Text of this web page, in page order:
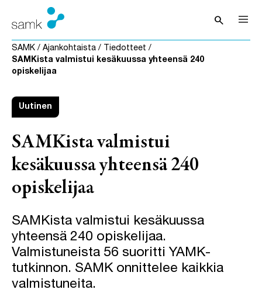
Siirry sisältöön
searchAvaa haku
SAMK / Ajankohtaista / Tiedotteet /
SAMKista valmistui kesäkuussa yhteensä 240
opiskelijaa
Uutinen
SAMKista valmistui
kesäkuussa yhteensä 240
opiskelijaa
SAMKista valmistui kesäkuussa
yhteensä 240 opiskelijaa.
Valmistuneista 56 suoritti YAMK-
tutkinnon. SAMK onnittelee kaikkia
valmistuneita.